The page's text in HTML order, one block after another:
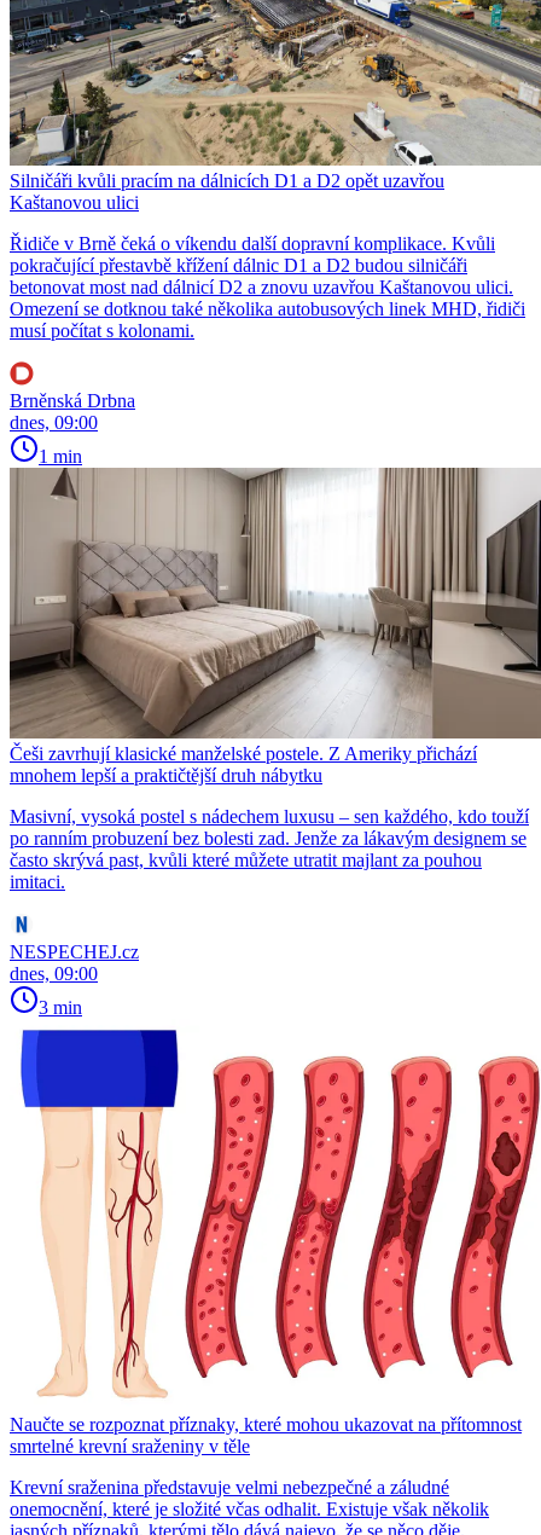
Silničáři kvůli pracím na dálnicích D1 a D2 opět uzavřou
Kaštanovou ulici
Řidiče v Brně čeká o víkendu další dopravní komplikace. Kvůli
pokračující přestavbě křížení dálnic D1 a D2 budou silničáři
betonovat most nad dálnicí D2 a znovu uzavřou Kaštanovou ulici.
Omezení se dotknou také několika autobusových linek MHD, řidiči
musí počítat s kolonami.
Brněnská Drbna
dnes, 09:00
1 min
Češi zavrhují klasické manželské postele. Z Ameriky přichází
mnohem lepší a praktičtější druh nábytku
Masivní, vysoká postel s nádechem luxusu – sen každého, kdo touží
po ranním probuzení bez bolesti zad. Jenže za lákavým designem se
často skrývá past, kvůli které můžete utratit majlant za pouhou
imitaci.
NESPECHEJ.cz
dnes, 09:00
3 min
Naučte se rozpoznat příznaky, které mohou ukazovat na přítomnost
smrtelné krevní sraženiny v těle
Krevní sraženina představuje velmi nebezpečné a záludné
onemocnění, které je složité včas odhalit. Existuje však několik